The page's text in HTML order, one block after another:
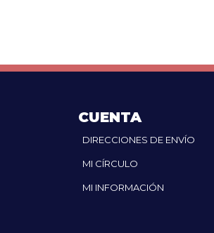
CUENTA
DIRECCIONES DE ENVÍO
MI CÍRCULO
MI INFORMACIÓN